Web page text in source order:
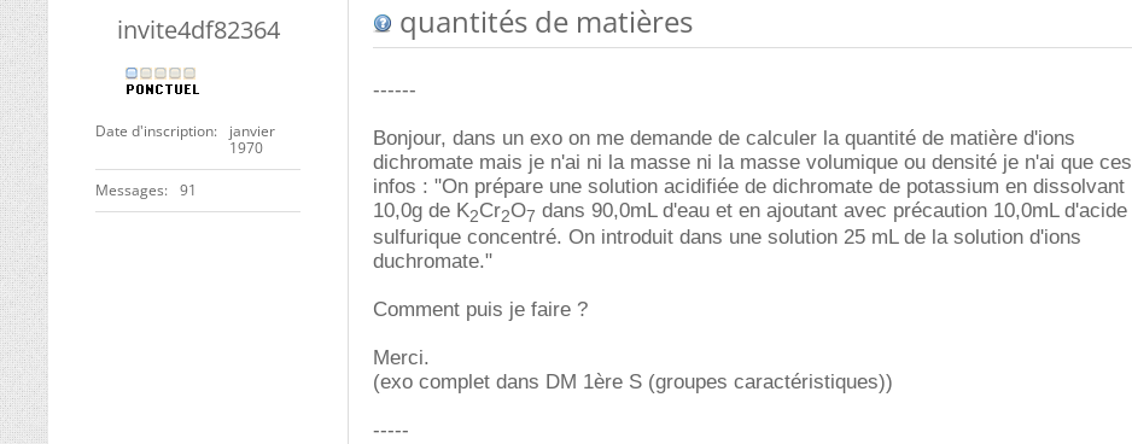
invite4df82364
Date d'inscription
janvier
1970
Messages 91
quantités de matières
------
Bonjour, dans un exo on me demande de calculer la quantité de matière d'ions
dichromate mais je n'ai ni la masse ni la masse volumique ou densité je n'ai que ces
infos : "On prépare une solution acidifiée de dichromate de potassium en dissolvant
10,0g de K2Cr2O7 dans 90,0mL d'eau et en ajoutant avec précaution 10,0mL d'acide
sulfurique concentré. On introduit dans une solution 25 mL de la solution d'ions
duchromate."
Comment puis je faire ?
Merci.
(exo complet dans DM 1ère S (groupes caractéristiques))
-----